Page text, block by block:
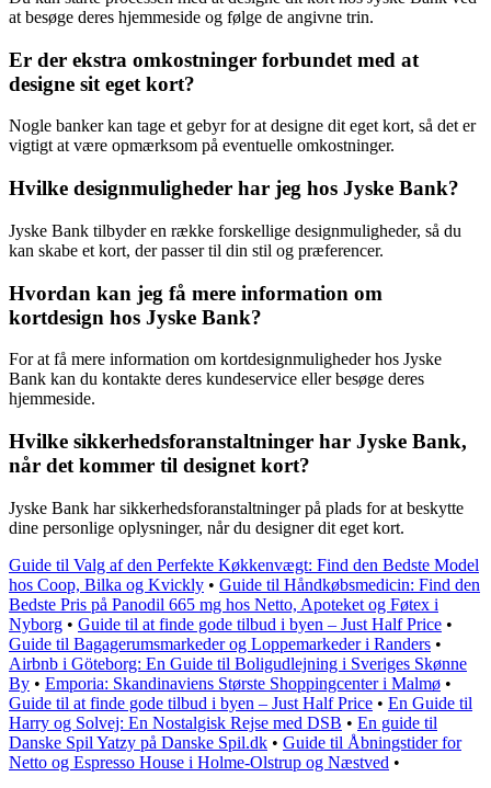
at besøge deres hjemmeside og følge de angivne trin.
Er der ekstra omkostninger forbundet med at
designe sit eget kort?
Nogle banker kan tage et gebyr for at designe dit eget kort, så det er
vigtigt at være opmærksom på eventuelle omkostninger.
Hvilke designmuligheder har jeg hos Jyske Bank?
Jyske Bank tilbyder en række forskellige designmuligheder, så du
kan skabe et kort, der passer til din stil og præferencer.
Hvordan kan jeg få mere information om
kortdesign hos Jyske Bank?
For at få mere information om kortdesignmuligheder hos Jyske
Bank kan du kontakte deres kundeservice eller besøge deres
hjemmeside.
Hvilke sikkerhedsforanstaltninger har Jyske Bank,
når det kommer til designet kort?
Jyske Bank har sikkerhedsforanstaltninger på plads for at beskytte
dine personlige oplysninger, når du designer dit eget kort.
Guide til Valg af den Perfekte Køkkenvægt: Find den Bedste Model
hos Coop, Bilka og Kvickly • Guide til Håndkøbsmedicin: Find den
Bedste Pris på Panodil 665 mg hos Netto, Apoteket og Føtex i
Nyborg • Guide til at finde gode tilbud i byen – Just Half Price •
Guide til Bagagerumsmarkeder og Loppemarkeder i Randers •
Airbnb i Göteborg: En Guide til Boligudlejning i Sveriges Skønne
By • Emporia: Skandinaviens Største Shoppingcenter i Malmø •
Guide til at finde gode tilbud i byen – Just Half Price • En Guide til
Harry og Solvej: En Nostalgisk Rejse med DSB • En guide til
Danske Spil Yatzy på Danske Spil.dk • Guide til Åbningstider for
Netto og Espresso House i Holme-Olstrup og Næstved •